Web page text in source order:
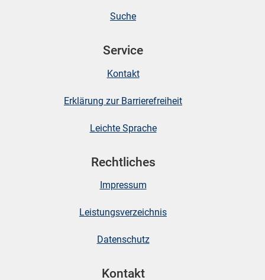
Suche
Service
Kontakt
Erklärung zur Barrierefreiheit
Leichte Sprache
Rechtliches
Impressum
Leistungsverzeichnis
Datenschutz
Kontakt